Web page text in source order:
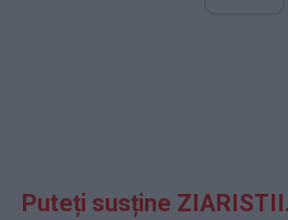
Puteți susține